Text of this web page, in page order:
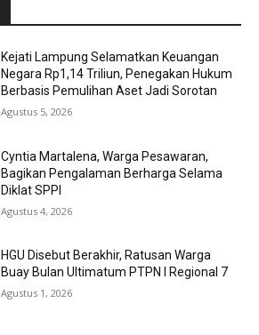
Kejati Lampung Selamatkan Keuangan
Negara Rp1,14 Triliun, Penegakan Hukum
Berbasis Pemulihan Aset Jadi Sorotan
Agustus 5, 2026
Cyntia Martalena, Warga Pesawaran,
Bagikan Pengalaman Berharga Selama
Diklat SPPI
Agustus 4, 2026
HGU Disebut Berakhir, Ratusan Warga
Buay Bulan Ultimatum PTPN I Regional 7
Agustus 1, 2026